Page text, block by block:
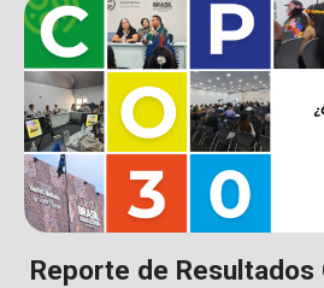
Reporte de Resultados